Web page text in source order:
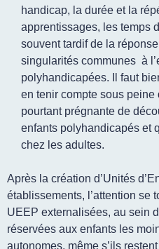
handicap, la durée et la
apprentissages, les temps
souvent tardif de la
singularités communes à
polyhandicapées. Il faut
en tenir compte sous peine
pourtant prégnante de
enfants polyhandicapés et
chez les adultes.
Après la création d’Unités
établissements, l’attention se
UEEP externalisées, au sein
réservées aux enfants les
autonomes, même s’ils